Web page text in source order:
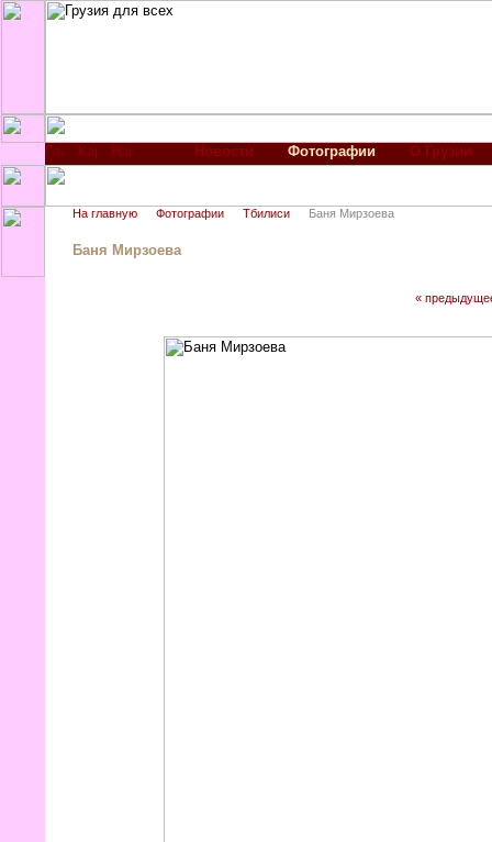
Новости Фотографии О Грузии
На главную Фотографии Тбилиси Баня Мирзоева
Баня Мирзоева
«